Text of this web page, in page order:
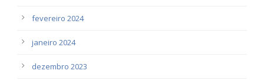
fevereiro 2024
janeiro 2024
dezembro 2023